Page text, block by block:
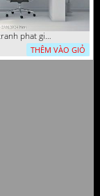
file tranh phat giao cay bo de 23012024 hieu
THÊM VÀO GIỎ